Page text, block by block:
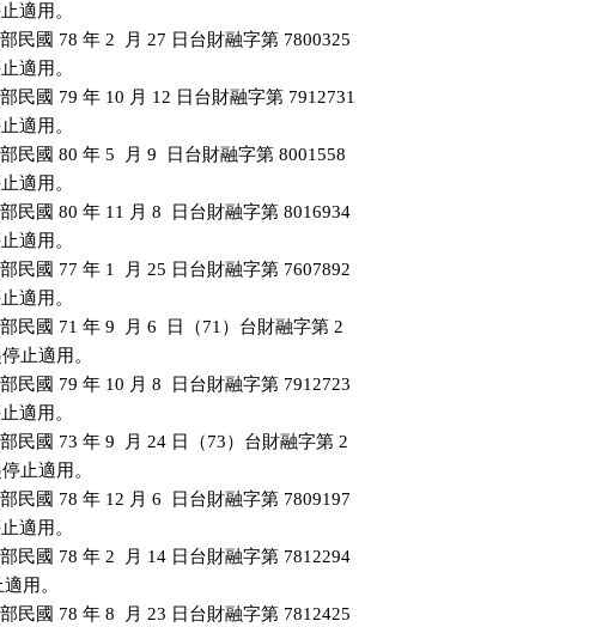
適用。
民國 78 年 2  月 27 日台財融字第 7800325
適用。
民國 79 年 10 月 12 日台財融字第 7912731
適用。
民國 80 年 5  月 9  日台財融字第 8001558
適用。
民國 80 年 11 月 8  日台財融字第 8016934
適用。
民國 77 年 1  月 25 日台財融字第 7607892
適用。
民國 71 年 9  月 6  日（71）台財融字第 2
止適用。
民國 79 年 10 月 8  日台財融字第 7912723
適用。
民國 73 年 9  月 24 日（73）台財融字第 2
止適用。
民國 78 年 12 月 6  日台財融字第 7809197
適用。
民國 78 年 2  月 14 日台財融字第 7812294
用。
民國 78 年 8  月 23 日台財融字第 7812425